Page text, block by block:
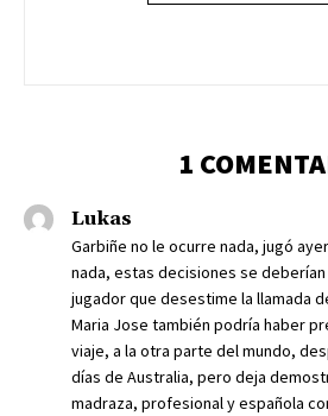
1
Lukas
Garbiñe no le ocurre nada, jugó
nada, estas decisiones se
jugador que desestime la llamada
Maria Jose también podría haber
viaje, a la otra parte del mundo,
días de Australia, pero deja
madraza, profesional y española